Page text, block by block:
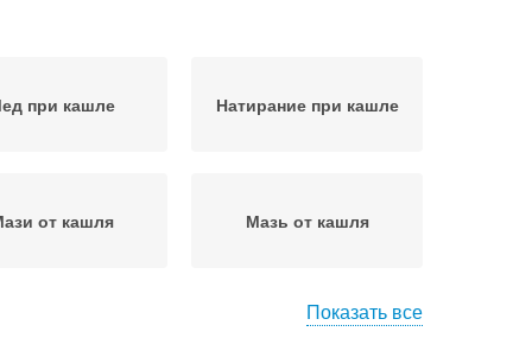
при кашле Натирание при кашле
от кашля Мазь от кашля
Показать все